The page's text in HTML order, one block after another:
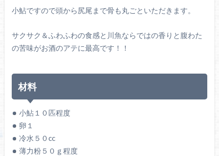
小鮎ですので頭から尻尾まで骨も丸ごといただきます。
サクサク＆ふわふわの食感と川魚ならではの香りと腹わた
の苦味がお酒のアテに最高です！！
材料
小鮎１０匹程度
卵１
冷水５０cc
薄力粉５０ｇ程度